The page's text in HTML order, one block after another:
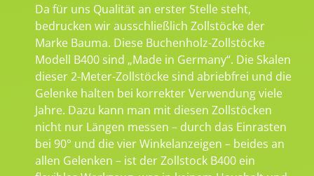
Da für uns Qualität an erster Stelle steht,
bedrucken wir ausschließlich Zollstöcke der
Marke Bauma. Diese Buchenholz-Zollstöcke
Modell B400 sind „Made in Germany“. Die Skalen
dieser 2-Meter-Zollstöcke sind abriebfrei und die
Gelenke halten bei korrekter Verwendung viele
Jahre. Dazu kann man mit diesen Zollstöcken
nicht nur Längen messen – durch das Einrasten
bei 90° und die vier Winkelanzeigen – beides an
allen Gelenken – ist der Zollstock B400 ein